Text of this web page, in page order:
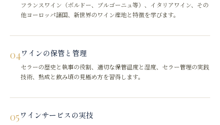
フランスワイン（ボルドー、ブルゴーニュ等）、イタリアワイン、その
他ヨーロッパ諸国、新世界のワイン産地と特徴を学びます。
04ワインの保管と管理
セラーの歴史と執事の役割、適切な保管温度と湿度、セラー管理の実践
技術、熟成と飲み頃の見極め方を習得します。
05ワインサービスの実技